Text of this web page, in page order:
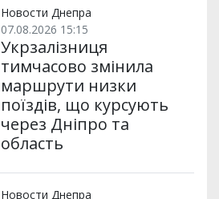
Новости Днепра
07.08.2026 15:15
Укрзалізниця
тимчасово змінила
маршрути низки
поїздів, що курсують
через Дніпро та
область
Новости Днепра